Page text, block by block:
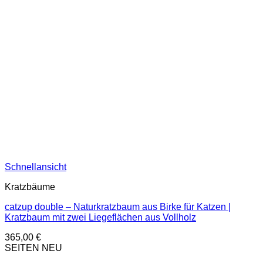
Schnellansicht
Kratzbäume
catzup double – Naturkratzbaum aus Birke für Katzen |
Kratzbaum mit zwei Liegeflächen aus Vollholz
365,00 €
SEITEN NEU